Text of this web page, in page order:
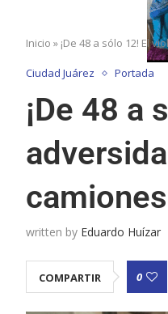
Inicio » ¡De 48 a sólo 12! El
Ciudad Juárez Portada
¡De 48 a
camiones
written by Eduardo Huízar
COMPARTIR 0